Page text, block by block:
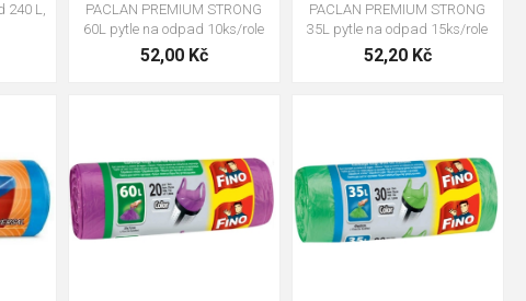
240 L,
PACLAN PREMIUM STRONG
60L pytle na odpad 10ks/role
52,00 Kč
PACLAN PREMIUM STRONG
35L pytle na odpad 15ks/role
52,20 Kč